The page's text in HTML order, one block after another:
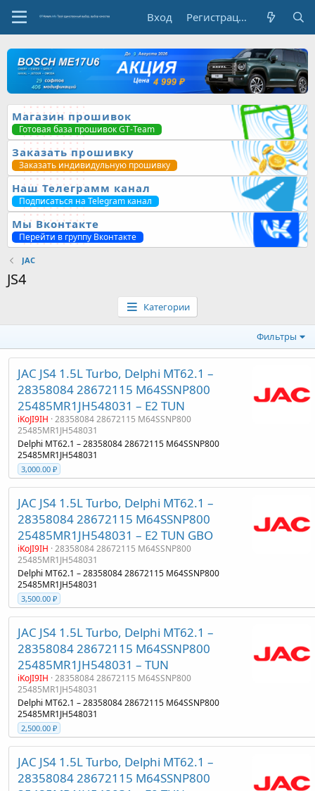
Вход Регистрация
Магазин прошивок
Готовая база прошивок GT-Team
Заказать прошивку
Заказать индивидульную прошивку
Наш Телеграмм канал
Подписаться на Telegram канал
Мы Вконтакте
Перейти в группу Вконтакте
JAC
JS4
Категории
Фильтры
JAC JS4 1.5L Turbo, Delphi MT62.1 –
28358084 28672115 M64SSNP800
25485MR1JH548031 – E2 TUN
iKoJI9IH 28358084 28672115 M64SSNP800
25485MR1JH548031
Delphi MT62.1 – 28358084 28672115 M64SSNP800
25485MR1JH548031
3,000.00 ₽
JAC JS4 1.5L Turbo, Delphi MT62.1 –
28358084 28672115 M64SSNP800
25485MR1JH548031 – E2 TUN GBO
iKoJI9IH 28358084 28672115 M64SSNP800
25485MR1JH548031
Delphi MT62.1 – 28358084 28672115 M64SSNP800
25485MR1JH548031
3,500.00 ₽
JAC JS4 1.5L Turbo, Delphi MT62.1 –
28358084 28672115 M64SSNP800
25485MR1JH548031 – TUN
iKoJI9IH 28358084 28672115 M64SSNP800
25485MR1JH548031
Delphi MT62.1 – 28358084 28672115 M64SSNP800
25485MR1JH548031
2,500.00 ₽
JAC JS4 1.5L Turbo, Delphi MT62.1 –
28358084 28672115 M64SSNP800